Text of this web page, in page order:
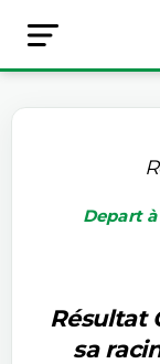
Depart
Résultat
sa